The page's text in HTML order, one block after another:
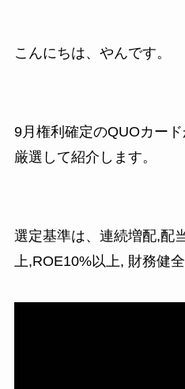
こんにちは、やんです。
9月権利確定のQUOカー
厳選して紹介します。
選定基準は、連続増配,配
上,ROE10%以上, 財務健